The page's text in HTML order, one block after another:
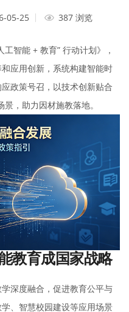
05-25 387 浏览
智能 + 教育” 行动计划》，
应用创新，系统构建智能时
政策号召，以技术创新贴合
，助力因材施教落地。
教育成国家战略
深度融合，促进教育公平与
、智慧校园建设等应用场景